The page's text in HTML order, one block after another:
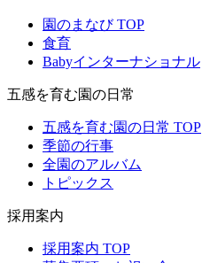
園のまなび TOP
食育
Babyインターナショナル
五感を育む園の日常
五感を育む園の日常 TOP
季節の行事
全園のアルバム
トピックス
採用案内
採用案内 TOP